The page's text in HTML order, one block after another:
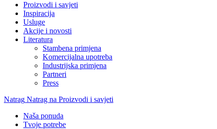
Proizvodi i savjeti
Inspiracija
Usluge
Akcije i novosti
Literatura
Stambena primjena
Komercijalna upotreba
Industrijska primjena
Partneri
Press
Natrag Natrag na Proizvodi i savjeti
Naša ponuda
Tvoje potrebe